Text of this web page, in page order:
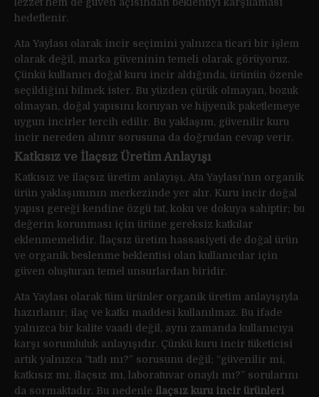
hedeflenir.
Ata Yaylası olarak incir seçimini yalnızca ticari bir işlem
olarak değil, marka güveninin temeli olarak görüyoruz.
Çünkü kullanıcı doğal kuru incir aldığında, ürünün özenle
seçildiğini bilmek ister. Bu yüzden çürük olmayan, bozuk
olmayan, doğal yapısını koruyan ve hijyenik paketlemeye
uygun incirler tercih edilir. Bu yaklaşım, güvenilir kuru
incir nereden alınır sorusuna da doğrudan cevap verir.
Katkısız ve İlaçsız Üretim Anlayışı
Katkısız ve ilaçsız üretim anlayışı, Ata Yaylası’nın organik
ürün yaklaşımının merkezinde yer alır. Kuru incir doğal
yapısı gereği kendine özgü tat, koku ve dokuya sahiptir; bu
değerin korunması için ürüne gereksiz katkılar
eklenmemelidir. İlaçsız üretim hassasiyeti de doğal ürün
ve organik beslenme beklentisi olan kullanıcılar için
güven oluşturan temel unsurlardan biridir.
Ata Yaylası olarak tüm ürünler organik üretim anlayışıyla
hazırlanır; ilaç ve katkı maddesi kullanılmaz. Bu ifade
yalnızca bir kalite vaadi değil, aynı zamanda kullanıcıya
karşı sorumluluk anlayışıdır. Çünkü kuru incir tüketicisi
artık yalnızca “tatlı mı?” sorusunu değil; “güvenilir mi,
katkısız mı, ilaçsız mı, laboratuvar onaylı mı?” sorularını
da sormaktadır. Bu nedenle ilaçsız kuru incir ürünleri